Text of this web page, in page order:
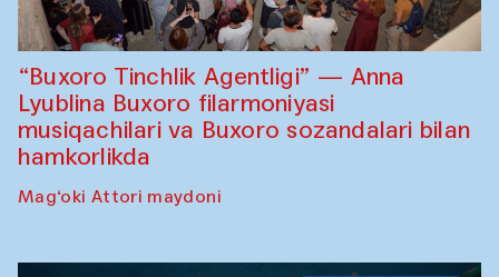
“Buxoro Tinchlik Agentligi” — Anna
Lyublina Buxoro filarmoniyasi
musiqachilari va Buxoro sozandalari bilan
hamkorlikda
Mag‘oki Attori maydoni